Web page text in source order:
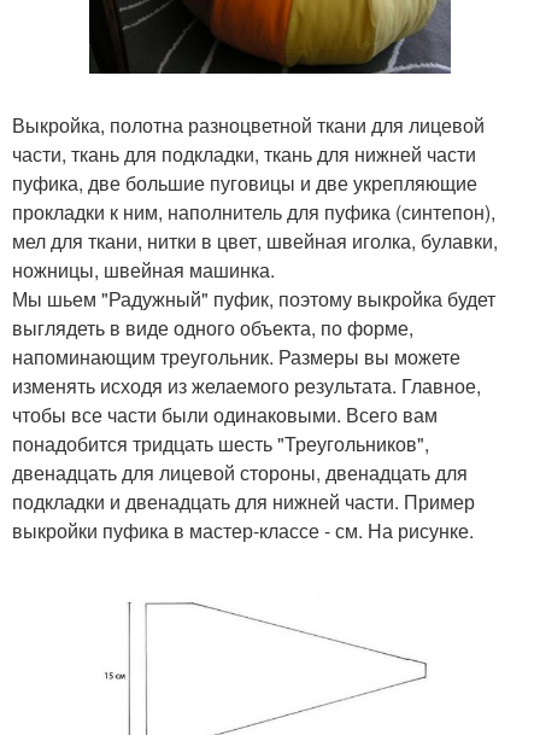
Выкройка, полотна разноцветной ткани для лицевой
части, ткань для подкладки, ткань для нижней части
пуфика, две большие пуговицы и две укрепляющие
прокладки к ним, наполнитель для пуфика (синтепон),
мел для ткани, нитки в цвет, швейная иголка, булавки,
ножницы, швейная машинка.
Мы шьем "Радужный" пуфик, поэтому выкройка будет
выглядеть в виде одного объекта, по форме,
напоминающим треугольник. Размеры вы можете
изменять исходя из желаемого результата. Главное,
чтобы все части были одинаковыми. Всего вам
понадобится тридцать шесть "Треугольников",
двенадцать для лицевой стороны, двенадцать для
подкладки и двенадцать для нижней части. Пример
выкройки пуфика в мастер-классе - см. На рисунке.